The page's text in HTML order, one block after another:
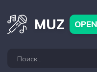
MUZ OPEN
артисты